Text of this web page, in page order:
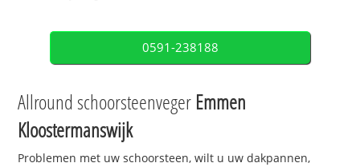
0591-238188
Allround schoorsteenveger Emmen
Kloostermanswijk
Problemen met uw schoorsteen, wilt u uw dakpannen,